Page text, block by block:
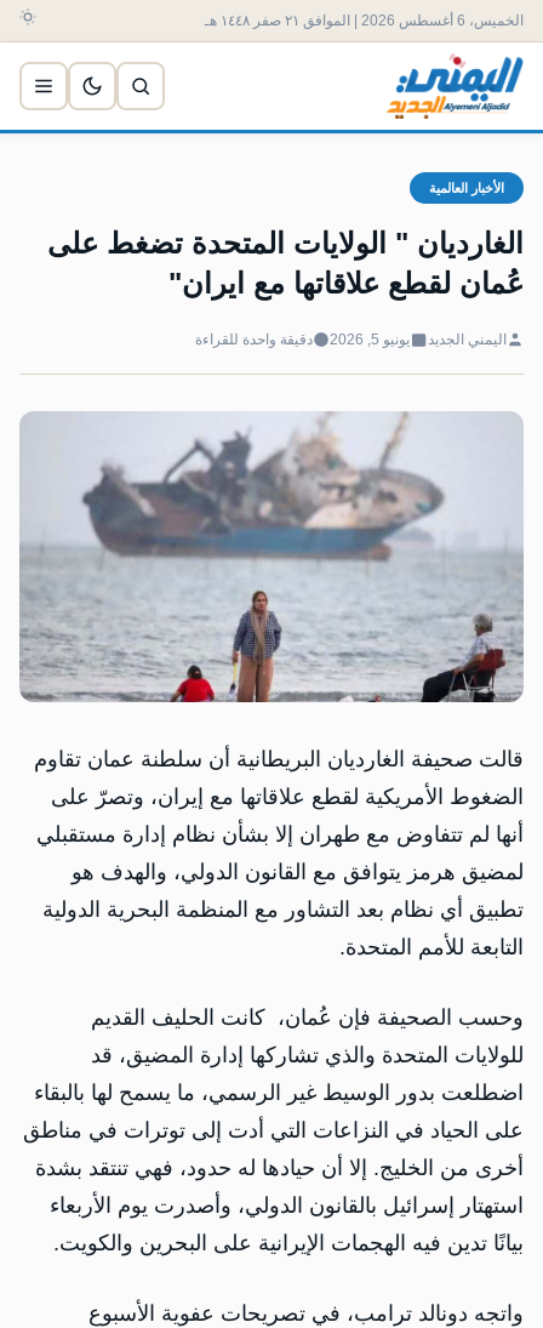
الخميس، 6 أغسطس 2026 | الموافق ٢١ صفر ١٤٤٨ هـ
الأخبار العالمية
الغارديان " ‏الولايات المتحدة تضغط على
اليمني الجديد يونيو 5, 2026 دقيقة واحدة للقراءة
قالت صحيفة الغارديان البريطانية أن سلطنة عمان تقاوم
الضغوط الأمريكية لقطع علاقاتها مع إيران، وتصرّ على
أنها لم تتفاوض مع طهران إلا بشأن نظام إدارة مستقبلي
لمضيق هرمز يتوافق مع القانون الدولي، والهدف هو
تطبيق أي نظام بعد التشاور مع المنظمة البحرية الدولية
التابعة للأمم المتحدة.
وحسب الصحيفة فإن عُمان، كانت الحليف القديم
للولايات المتحدة والذي تشاركها إدارة المضيق، قد
اضطلعت بدور الوسيط غير الرسمي، ما يسمح لها بالبقاء
على الحياد في النزاعات التي أدت إلى توترات في مناطق
أخرى من الخليج. إلا أن حيادها له حدود، فهي تنتقد بشدة
استهتار إسرائيل بالقانون الدولي، وأصدرت يوم الأربعاء
بيانًا تدين فيه الهجمات الإيرانية على البحرين والكويت.
واتجه دونالد ترامب، في تصريحات عفوية الأسبوع